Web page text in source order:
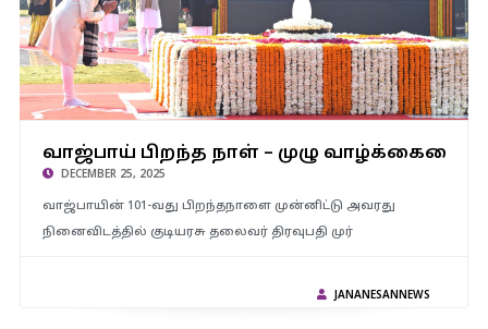
வாஜ்பாய் பிறந்த நாள் – முழு வாழ்க்கையையும் நல்லாட்சி மற்றும்
தேசத்திற்காக அர்ப்பணித்தார் – பிரதமர் மோடி
வாஜ்பாய் பிறந்த நாள் – முழு
DECEMBER 25, 2025
வாஜ்பாயின் 101-வது பிறந்தநாளை முன்னிட்டு அவரது
நினைவிடத்தில் குடியரசு தலைவர் திரவுபதி முர்
JANANESANNEWS